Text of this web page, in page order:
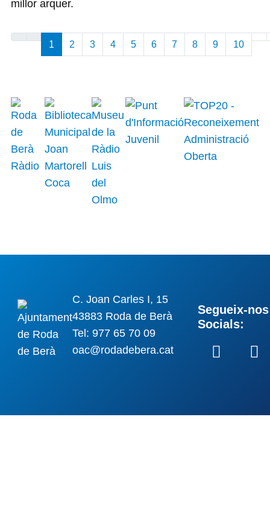
millor arquer.
1 2 3 4 5 6 7 8 9 10
C. Joan Carles I, 15
43883 Roda de Berà
Tel: 977 65 70 09
oac@rodadebera.cat
Segueix-
Socials: